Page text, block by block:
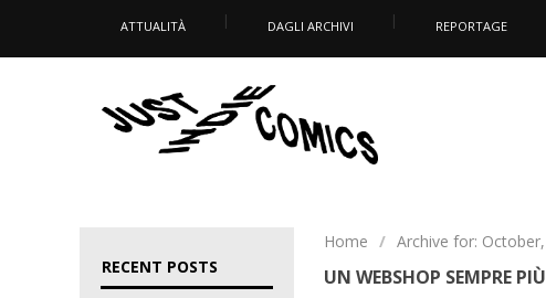
ATTUALITÀ DAGLI ARCHIVI REPORTAGE
Home / Archive for:
UN WEBSHOP SEMPRE
RECENT POSTS